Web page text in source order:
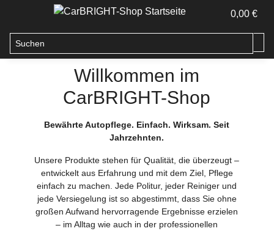
0,00 €
Willkommen im
CarBRIGHT-Shop
Bewährte Autopflege. Einfach. Wirksam. Seit
Jahrzehnten.
Unsere Produkte stehen für Qualität, die überzeugt –
entwickelt aus Erfahrung und mit dem Ziel, Pflege
einfach zu machen. Jede Politur, jeder Reiniger und
jede Versiegelung ist so abgestimmt, dass Sie ohne
großen Aufwand hervorragende Ergebnisse erzielen
– im Alltag wie auch in der professionellen